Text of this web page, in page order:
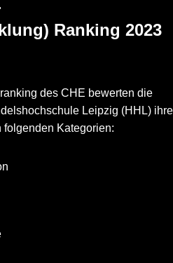
Ranking 2023
des CHE bewerten die
Leipzig (HHL) ihre
folgenden Kategorien: